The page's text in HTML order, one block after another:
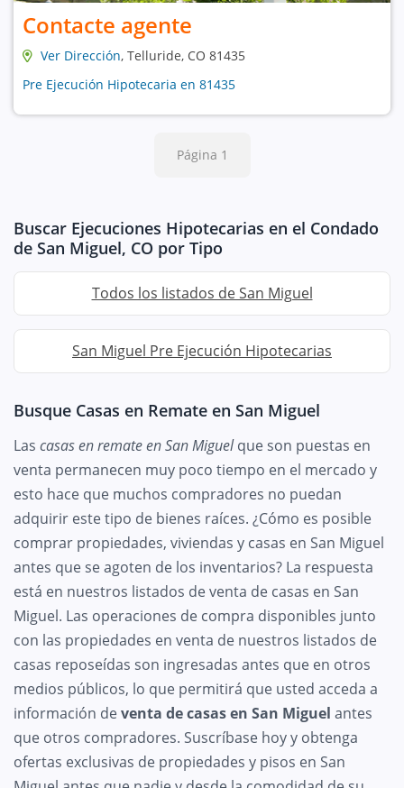
Contacte agente
Ver Dirección, Telluride, CO 81435
Pre Ejecución Hipotecaria en 81435
Página 1
Buscar Ejecuciones Hipotecarias en el Condado
de San Miguel, CO por Tipo
Todos los listados de San Miguel
San Miguel Pre Ejecución Hipotecarias
Busque Casas en Remate en San Miguel
Las casas en remate en San Miguelque son puestas en
venta permanecen muy poco tiempo en el mercado y
esto hace que muchos compradores no puedan
adquirir este tipo de bienes raíces. ¿Cómo es posible
comprar propiedades, viviendas y casas en San Miguel
antes que se agoten de los inventarios? La respuesta
está en nuestros listados de venta de casas en San
Miguel. Las operaciones de compra disponibles junto
con las propiedades en venta de nuestros listados de
casas reposeídas son ingresadas antes que en otros
medios públicos, lo que permitirá que usted acceda a
información deventa de casas en San Miguel antes
que otros compradores. Suscríbase hoy y obtenga
ofertas exclusivas de propiedades y pisos en San